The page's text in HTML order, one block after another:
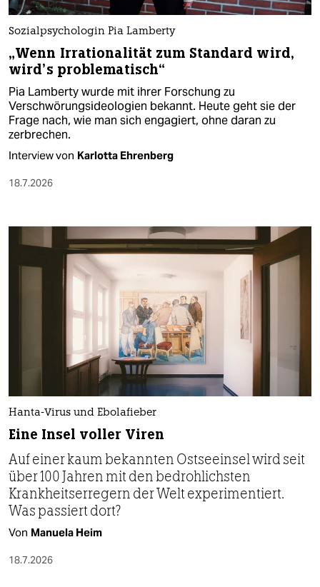
Sozialpsychologin Pia Lamberty
„Wenn Irrationalität zum Standard wird,
wird’s problematisch“
Pia Lamberty wurde mit ihrer Forschung zu
Verschwörungsideologien bekannt. Heute geht sie der
Frage nach, wie man sich engagiert, ohne daran zu
zerbrechen.
Interview von Karlotta Ehrenberg
18.7.2026
Hanta-Virus und Ebolafieber
Eine Insel voller Viren
Auf einer kaum bekannten Ostseeinsel wird seit
über 100 Jahren mit den bedrohlichsten
Krankheitserregern der Welt experimentiert.
Was passiert dort?
Von Manuela Heim
18.7.2026